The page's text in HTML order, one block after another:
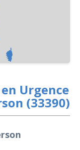
Urgence
(33390)